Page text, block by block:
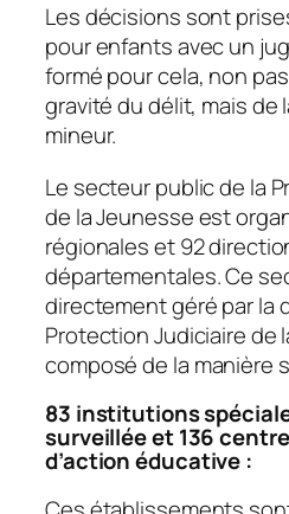
Les décisions sont
pour enfants avec un
formé pour cela, non
gravité du délit, mais de
mineur.
Le secteur public de la
de la Jeunesse est
régionales et 92
départementales. Ce
directement géré par la
Protection Judiciaire de
composé de la manière
83 institutions
surveillée et 136
d’action éducative :